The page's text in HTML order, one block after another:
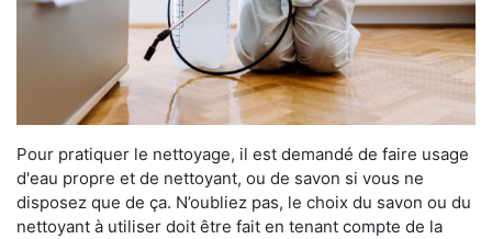
Pour pratiquer le nettoyage, il est demandé de faire usage
d'eau propre et de nettoyant, ou de savon si vous ne
disposez que de ça. N’oubliez pas, le choix du savon ou du
nettoyant à utiliser doit être fait en tenant compte de la